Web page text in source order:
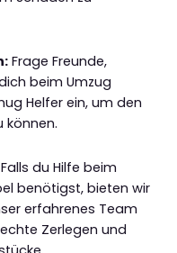
Frage Freunde,
beim Umzug
Helfer ein, um den
können.
Falls du Hilfe beim
benötigst, bieten wir
erfahrenes Team
Zerlegen und